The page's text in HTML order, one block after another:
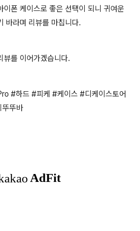
이폰 케이스로 좋은 선택이 되니 귀여운
바라며 리뷰를 마칩니다.
뷰를 이어가겠습니다.
#하드 #피케 #케이스 #디케이스토어
뚜바